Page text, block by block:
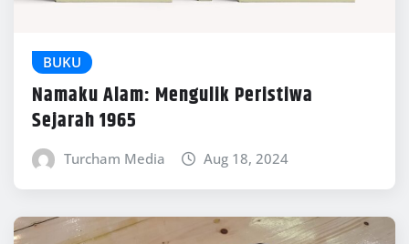
BUKU
Namaku Alam: Mengulik Peristiwa
Sejarah 1965
Turcham Media Aug 18, 2024